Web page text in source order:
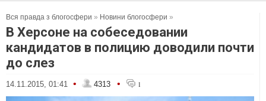
Вся правда з блогосфери » Новини блогосфери »
В Херсоне на собеседовании
кандидатов в полицию доводили почти
до слез
14.11.2015, 01:41 • 4313 • 1